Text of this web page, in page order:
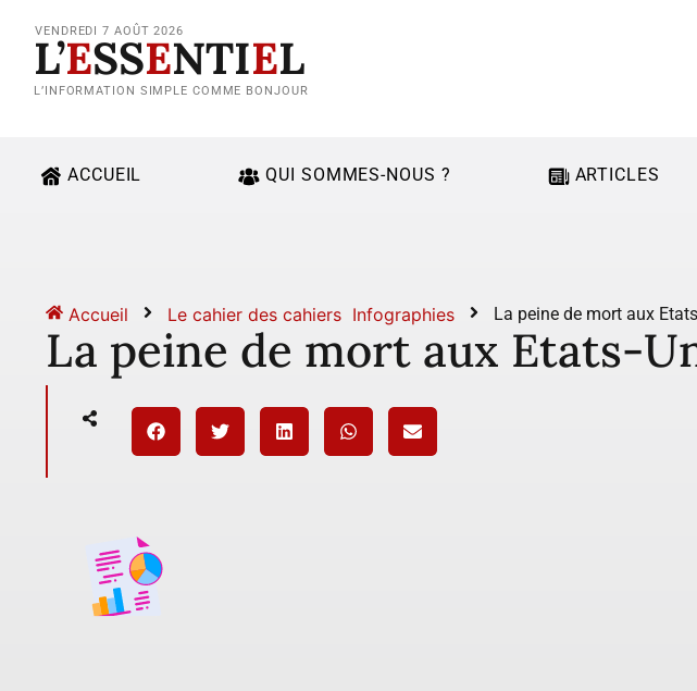
VENDREDI 7 AOÛT 2026
L’ESSENTIEL
L’INFORMATION SIMPLE COMME BONJOUR
ACCUEIL QUI SOMMES-NOUS ? ARTICLES
Accueil Le cahier des cahiers Infographies La peine de mort aux
La peine de mort aux Etats-